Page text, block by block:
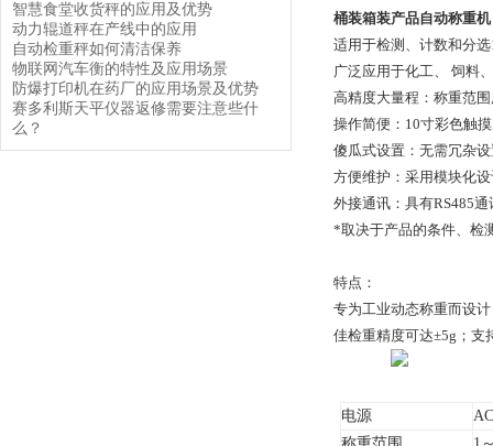
智慧食堂收货秤的应用及优势
动力辊道秤在产线中的应用
自动检重秤如何清洁保养
物联网汽车衡的特性及应用场景
防爆打印机在药厂的应用场景及优势
赛多利斯天平仪器返修需要注意些什
么？
桶装箱装产品自动称重机
适用于检测、计数和分
广泛应用于化工、 饲料
高精度大量程：称重范
操作简便：10寸彩色触
傻瓜式设置：无需冗杂
方便维护：采用模块化
外接通讯：具有RS485
*取决于产品的条件、检
特点：
专为工业动态称重而设
佳检重精度可达±5g；支
电源